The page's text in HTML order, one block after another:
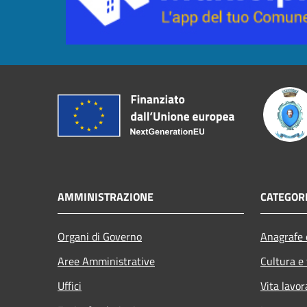
AMMINISTRAZIONE
Organi di Governo
Aree Amministrative
Uffici
Cultura
Vita